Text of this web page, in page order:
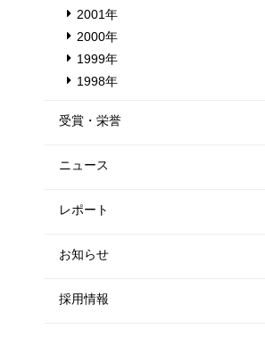
2001年
2000年
1999年
1998年
受賞・栄誉
ニュース
レポート
お知らせ
採用情報